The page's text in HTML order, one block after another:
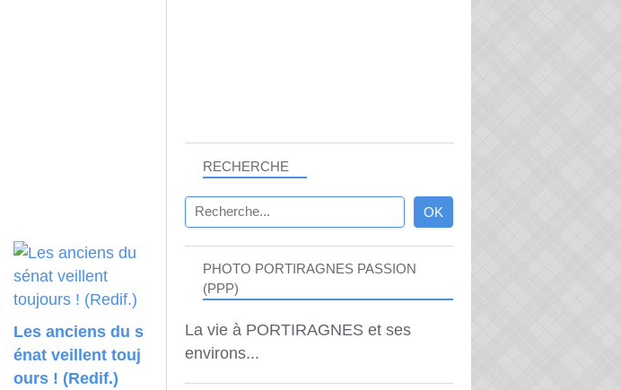
Les anciens du s
énat veillent touj
ours ! (Redif.)
RECHERCHE
PHOTO PORTIRAGNES PASSION
(PPP)
La vie à PORTIRAGNES et ses
environs...